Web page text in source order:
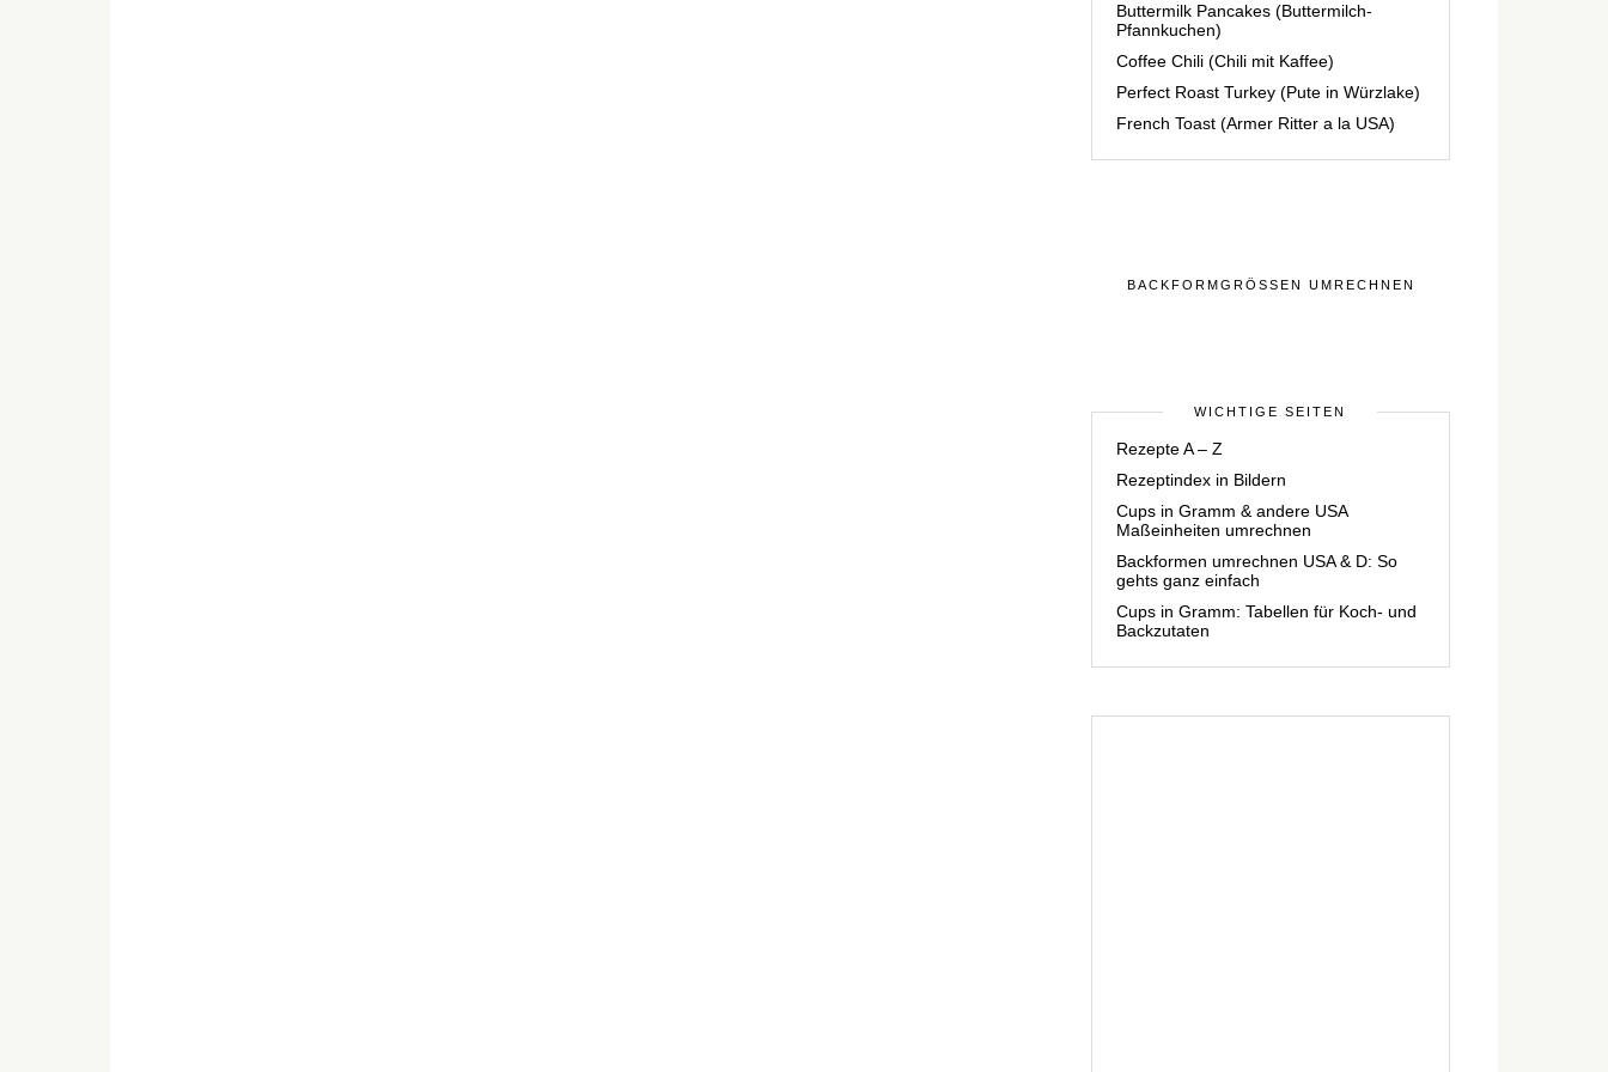
Buttermilk Pancakes (Buttermilch-
Pfannkuchen)
Coffee Chili (Chili mit Kaffee)
Perfect Roast Turkey (Pute in Würzlake)
French Toast (Armer Ritter a la USA)
BACKFORMGRÖSSEN UMRECHNEN
WICHTIGE SEITEN
Rezepte A – Z
Rezeptindex in Bildern
Cups in Gramm & andere USA
Maßeinheiten umrechnen
Backformen umrechnen USA & D: So
gehts ganz einfach
Cups in Gramm: Tabellen für Koch- und
Backzutaten